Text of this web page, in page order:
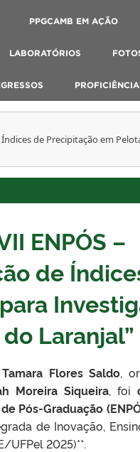
PPGCAMB EM AÇÃO
LABORATÓRIOS
de Precipitação em
ENPÓS –
de
Laranjal”
Tamara Flores Saldo,
Moreira Siqueira, foi
Pós-Graduação
de Inovação,
UFPel 2025)**.